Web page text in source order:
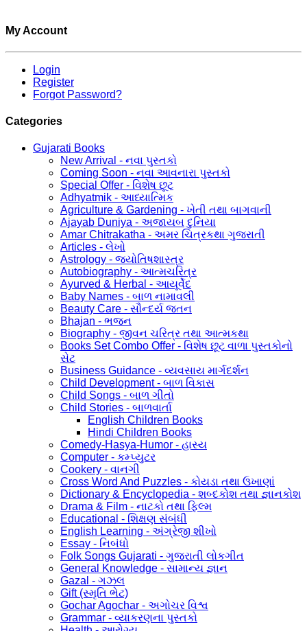
My Account
Login
Register
Forgot Password?
Categories
Gujarati Books
New Arrival - નવા પુસ્તકો
Coming Soon - નવા આવનારા પુસ્તકો
Special Offer - વિશેષ છૂટ
Adhyatmik - આધ્યાત્મિક
Agriculture & Gardening - ખેતી તથા બાગવાની
Ajayab Duniya - અજાયબ દુનિયા
Amar Chitrakatha - અમર ચિત્રકથા ગુજરાતી
Articles - લેખો
Astrology - જ્યોતિષશાસ્ત્ર
Autobiography - આત્મચરિત્ર
Ayurved & Herbal - આયૂર્વેદ
Baby Names - બાળ નામાવલી
Beauty Care - સૌન્દર્ય જતન
Bhajan - ભજન
Biography - જીવન ચરિત્ર તથા આત્મકથા
Books Set Combo Offer - વિશેષ છૂટ વાળા પુસ્તકોનો
સેટ
Business Guidance - વ્યવસાય માર્ગદર્શન
Child Development - બાળ વિકાસ
Child Songs - બાળ ગીતો
Child Stories - બાળવાર્તા
English Children Books
Hindi Children Books
Comedy-Hasya-Humor - હાસ્ય
Computer - કમ્પ્યુટર
Cookery - વાનગી
Cross Word And Puzzles - કોયડા તથા ઉખાણાં
Dictionary & Encyclopedia - શબ્દકોશ તથા જ્ઞાનકોશ
Drama & Film - નાટકો તથા ફિલ્મ
Educational - શિક્ષણ સંબંધી
English Learning - અંગ્રેજી શીખો
Essay - નિબંધો
Folk Songs Gujarati - ગુજરાતી લોકગીત
General Knowledge - સામાન્ય જ્ઞાન
Gazal - ગઝલ
Gift (સ્મૃતિ ભેટ)
Gochar Agochar - અગોચર વિશ્વ
Grammar - વ્યાકરણના પુસ્તકો